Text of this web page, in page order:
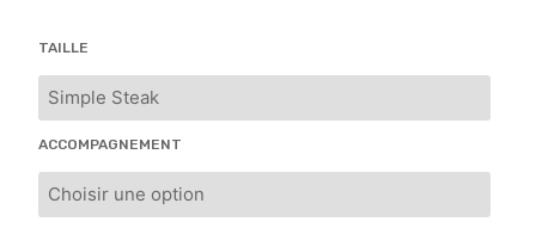
TAILLE
ACCOMPAGNEMENT